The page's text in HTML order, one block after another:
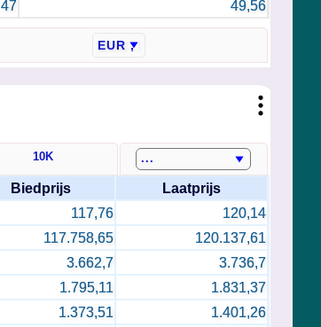
47 49,56
10K
Biedprijs
Laatprijs
117,76
120,14
117.758,65
120.137,61
3.662,7
3.736,7
1.795,11
1.831,37
1.373,51
1.401,26